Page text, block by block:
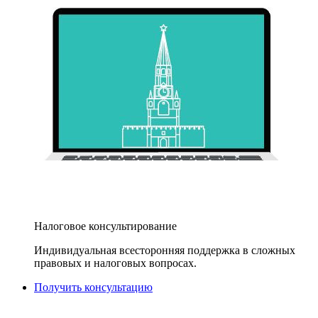
Налоговое консультирование
Индивидуальная всесторонняя поддержка в сложных
правовых и налоговых вопросах.
Получить консультацию